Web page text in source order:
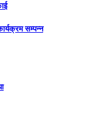
सम्पन्न